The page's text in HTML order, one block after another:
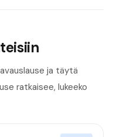
ja täytä
ratkaisee, lukeeko